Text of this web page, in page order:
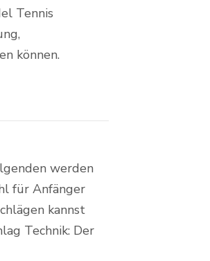
Tennis
können.
werden
für Anfänger
kannst
Technik: Der